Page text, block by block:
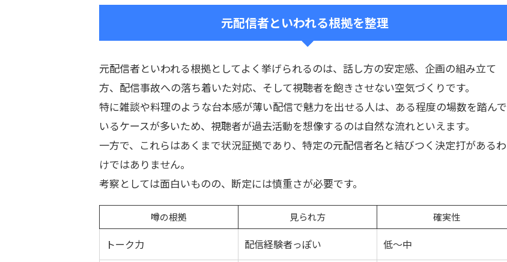
元配信者といわれる根拠を整理
元配信者といわれる根拠としてよく挙げられるのは、話し方の安定感、企画の組み立て
方、配信事故への落ち着いた対応、そして視聴者を飽きさせない空気づくりです。
特に雑談や料理のような台本感が薄い配信で魅力を出せる人は、ある程度の場数を踏んで
いるケースが多いため、視聴者が過去活動を想像するのは自然な流れといえます。
一方で、これらはあくまで状況証拠であり、特定の元配信者名と結びつく決定打があるわ
けではありません。
考察としては面白いものの、断定には慎重さが必要です。
噂の根拠 見られ方 確実性
トーク力 配信経験者っぽい 低〜中